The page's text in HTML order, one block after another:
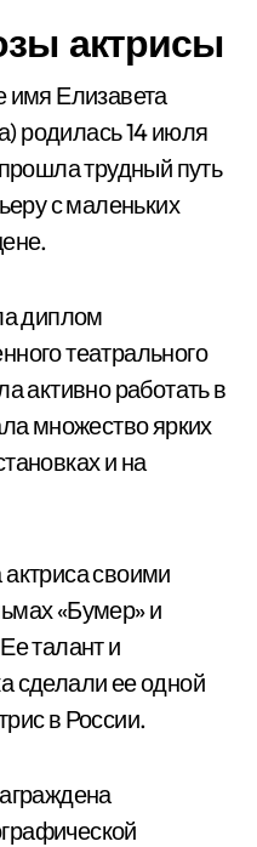
актрисы
имя Елизавета
родилась 14 июля
трудный путь
с маленьких
диплом
театрального
активно работать в
множество ярких
и на
своими
«Бумер» и
талант и
сделали ее одной
в России.